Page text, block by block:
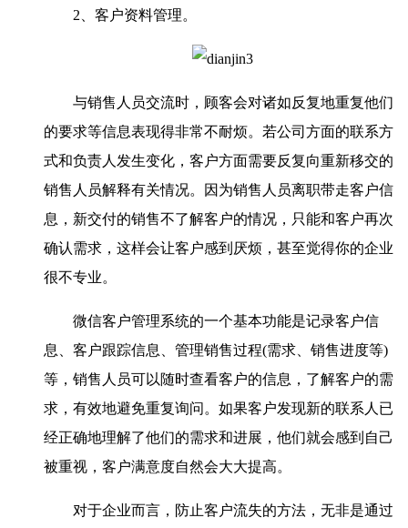
2、客户资料管理。
与销售人员交流时，顾客会对诸如反复地重复他们
的要求等信息表现得非常不耐烦。若公司方面的联系方
式和负责人发生变化，客户方面需要反复向重新移交的
销售人员解释有关情况。因为销售人员离职带走客户信
息，新交付的销售不了解客户的情况，只能和客户再次
确认需求，这样会让客户感到厌烦，甚至觉得你的企业
很不专业。
微信客户管理系统的一个基本功能是记录客户信
息、客户跟踪信息、管理销售过程(需求、销售进度等)
等，销售人员可以随时查看客户的信息，了解客户的需
求，有效地避免重复询问。如果客户发现新的联系人已
经正确地理解了他们的需求和进展，他们就会感到自己
被重视，客户满意度自然会大大提高。
对于企业而言，防止客户流失的方法，无非是通过